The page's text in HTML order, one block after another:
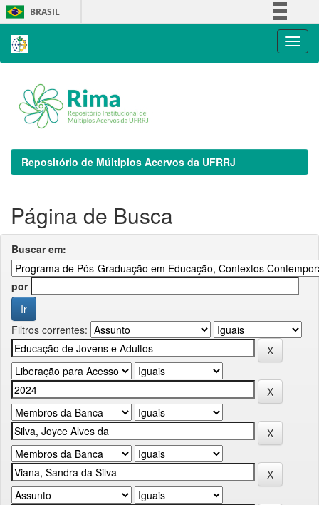
Skip
navigation
BRASIL
Repositório de Múltiplos Acervos da UFRRJ
Página de Busca
Buscar em:
por
Filtros correntes: